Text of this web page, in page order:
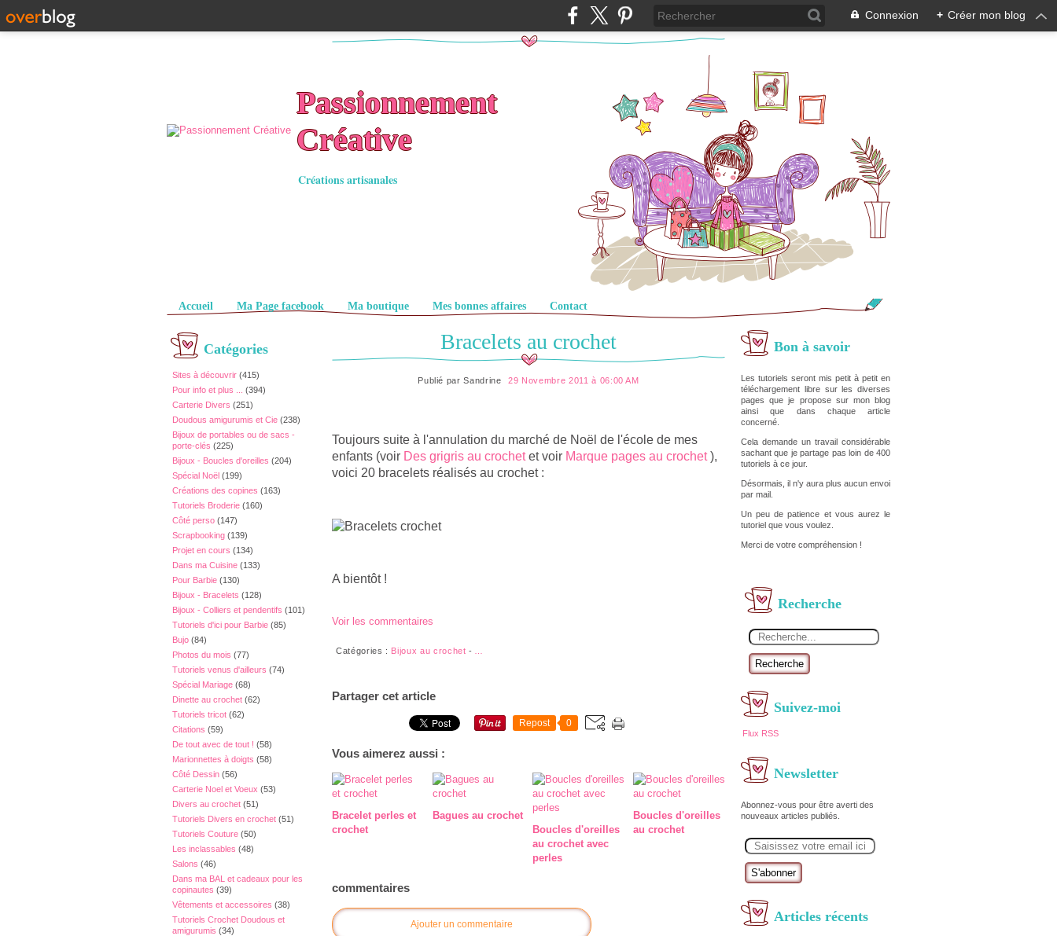
Connexion + Créer mon blog
Passionnement
Créative
Créations artisanales
Pages
Accueil Ma Page facebook Ma boutique Mes bonnes affaires Contact
Catégories
Sites à découvrir (415)
Pour info et plus ...
(394)
Carterie Divers (251)
Doudous amigurumis et Cie (238)
Bijoux de portables ou de sacs -
porte-clés (225)
Bijoux - Boucles d'oreilles (204)
Spécial Noël (199)
Créations des copines (163)
Tutoriels Broderie (160)
Côté perso (147)
Scrapbooking (139)
Projet en cours (134)
Dans ma Cuisine (133)
Pour Barbie (130)
Bijoux - Bracelets (128)
Bijoux - Colliers et pendentifs (101)
Tutoriels d'ici pour Barbie (85)
Bujo (84)
Photos du mois (77)
Tutoriels venus d'ailleurs (74)
Spécial Mariage (68)
Dinette au crochet (62)
Tutoriels tricot (62)
Citations (59)
De tout avec de tout ! (58)
Marionnettes à doigts (58)
Côté Dessin (56)
Carterie Noel et Voeux (53)
Divers au crochet (51)
Tutoriels Divers en crochet (51)
Tutoriels Couture (50)
Les inclassables (48)
Salons (46)
Dans ma BAL et cadeaux pour les
copinautes (39)
Vêtements et accessoires (38)
Tutoriels Crochet Doudous et
amigurumis (34)
Bon à savoir
Les tutoriels seront mis petit à petit en
téléchargement libre sur les diverses
pages que je propose sur mon blog
ainsi que dans chaque article
concerné.
Cela demande un travail considérable
sachant que je partage pas loin de 400
tutoriels à ce jour.
Désormais, il n'y aura plus aucun envoi
par mail.
Un peu de patience et vous aurez le
tutoriel que vous voulez.
Merci de votre compréhension !
Recherche
Recherche
Suivez-moi
Flux RSS
Newsletter
Abonnez-vous pour être averti des
nouveaux articles publiés.
m
Articles récents
Bracelets au crochet
Publié parSandrine 29 Novembre 2011 à 06:00 AM
Toujours suite à l'annulation du marché de Noël de l'école de mes
enfants (voir Des grigris au crochetet voir Marque pages au crochet),
voici 20 bracelets réalisés au crochet :
A bientôt !
Voir les commentaires
Catégories : Bijoux au crochet -
Partager cet article
Repost 0
Vous aimerez aussi :
Bracelet perles et
crochet
Bagues au crochet
Boucles d'oreilles
au crochet avec
perles
Boucles d'oreilles
au crochet
commentaires
Ajouter un commentaire